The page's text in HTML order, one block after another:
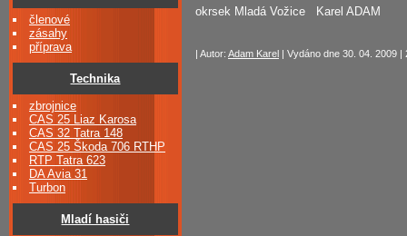
členové
zásahy
příprava
Technika
zbrojnice
CAS 25 Liaz Karosa
CAS 32 Tatra 148
CAS 25 Škoda 706 RTHP
RTP Tatra 623
DA Avia 31
Turbon
Mladí hasiči
okrsek Mladá Vožice Karel ADAM
| Autor: Adam Karel | Vydáno dne 30. 04. 2009